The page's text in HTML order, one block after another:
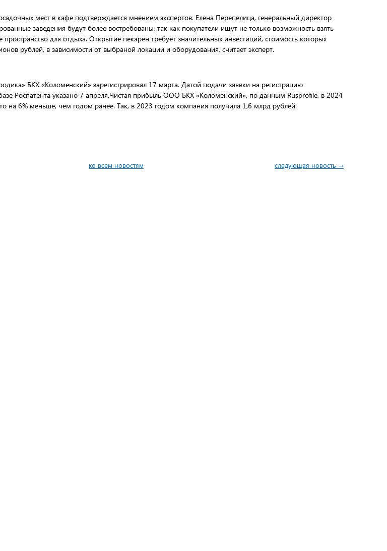
мест в кафе подтверждается мнением экспертов. Елена Перепелица, генеральный директор
заведения будут более востребованы, так как покупатели ищут не только возможность взять
для отдыха. Открытие пекарен требует значительных инвестиций, стоимость которых
рублей, в зависимости от выбраной локации и оборудования, считает эксперт.
БКХ «Коломенский» зарегистрировал 17 марта. Датой подачи заявки на регистрацию
Роспатента указано 7 апреля.Чистая прибыль ООО БКХ «Коломенский», по данным Rusprofile, в 2024
на 6% меньше, чем годом ранее. Так, в 2023 годом компания получила 1,6 млрд рублей.
ко всем новостям следующая новость →